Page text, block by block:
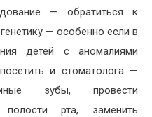
— обратиться к
— особенно если в
детей с аномалиями
и стоматолога —
зубы, провести
полости рта, заменить